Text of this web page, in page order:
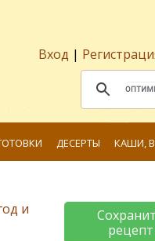
Вход |
ДЕСЕРТЫ КАШИ,
и
рецепт